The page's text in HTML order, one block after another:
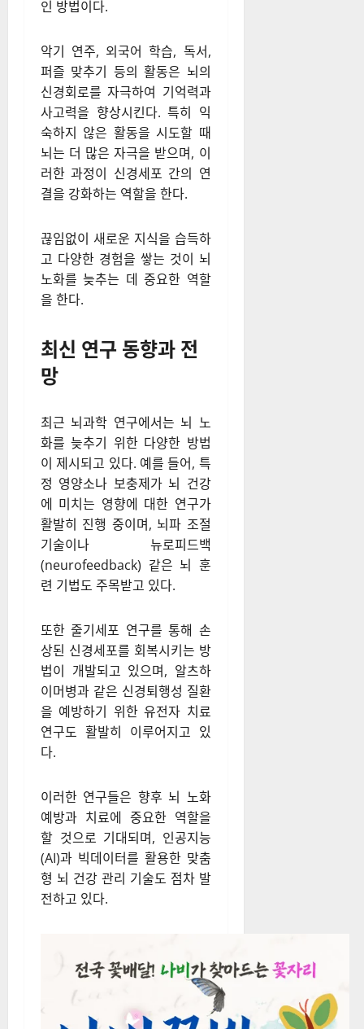
5. 새로운 도전과 학습으로
뇌 기능 강화
새로운 것을 배우고 도전하는
것은 뇌기능을 유지하는 효과적
인 방법이다.
퍼즐 맞추기 등의 활동은 뇌의
신경회로를 자극하여 기억력과
사고력을 향상시킨다. 특히 익
숙하지 않은 활동을 시도할 때
결을 강화하는 역할을 한다.
고 다양한 경험을 쌓는 것이 뇌
노화를 늦추는 데 중요한 역할
을 한다.
최신 연구 동향과 전
망
최근 뇌과학 연구에서는 뇌 노
이 제시되고 있다. 예를 들어, 특
정 영양소나 보충제가 뇌 건강
에 미치는 영향에 대한 연구가
활발히 진행 중이며, 뇌파 조절
기술이나 뉴로피드백
(neurofeedback) 같은 뇌 훈
련 기법도 주목받고 있다.
또한 줄기세포 연구를 통해 손
상된 신경세포를 회복시키는 방
법이 개발되고 있으며, 알츠하
이머병과 같은 신경퇴행성 질환
을 예방하기 위한 유전자 치료
연구도 활발히 이루어지고 있
이러한 연구들은 향후 뇌 노화
예방과 치료에 중요한 역할을
할 것으로 기대되며, 인공지능
(AI)과 빅데이터를 활용한 맞춤